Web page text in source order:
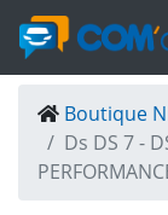
Boutique
Ds DS 7 -